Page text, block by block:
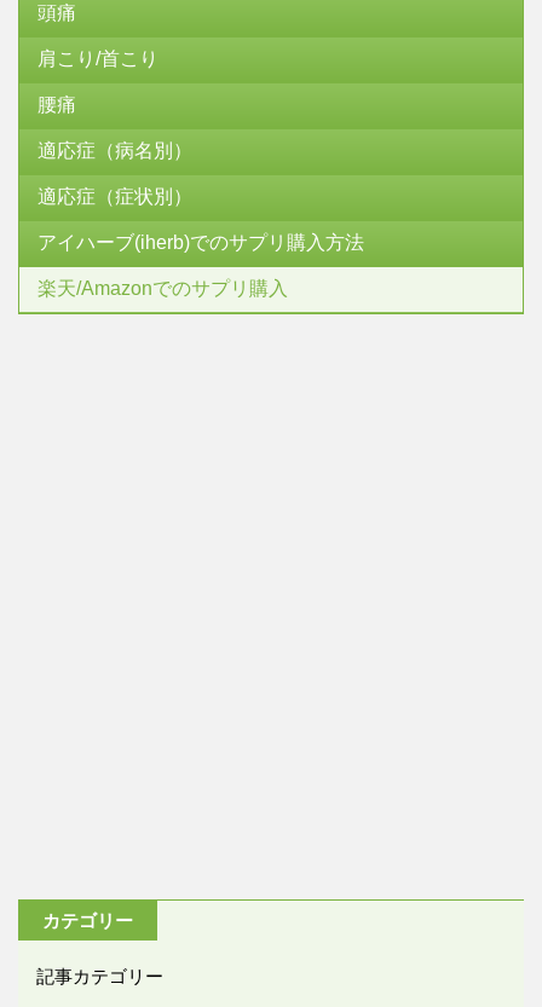
頭痛
肩こり/首こり
腰痛
適応症（病名別）
適応症（症状別）
アイハーブ(iherb)でのサプリ購入方法
楽天/Amazonでのサプリ購入
カテゴリー
記事カテゴリー